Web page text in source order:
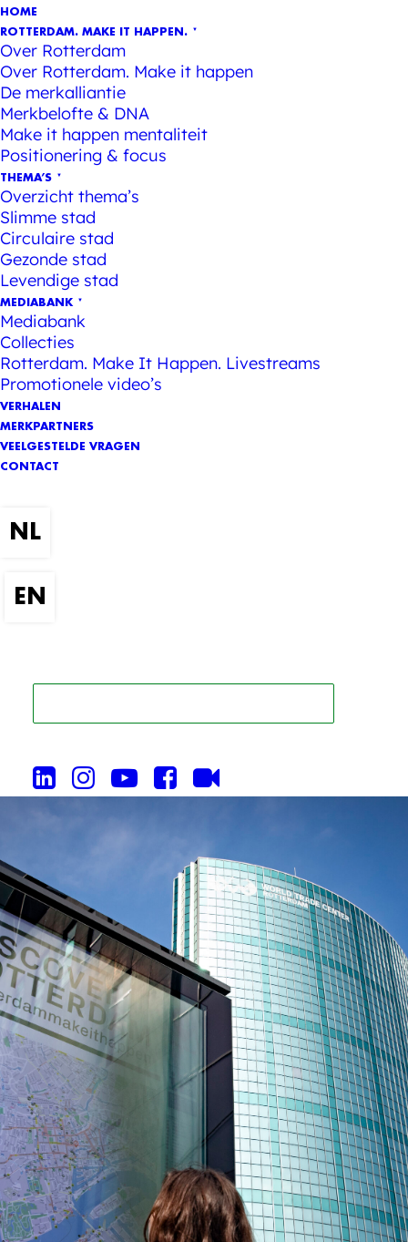
HOME
ROTTERDAM. MAKE IT HAPPEN.
Over Rotterdam
Over Rotterdam. Make it happen
De merkalliantie
Merkbelofte & DNA
Make it happen mentaliteit
Positionering & focus
THEMA’S
Overzicht thema’s
Slimme stad
Circulaire stad
Gezonde stad
Levendige stad
MEDIABANK
Mediabank
Collecties
Rotterdam. Make It Happen. Livestreams
Promotionele video’s
VERHALEN
MERKPARTNERS
VEELGESTELDE VRAGEN
CONTACT